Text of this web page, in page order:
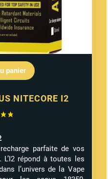
panier
NITECORE I2
parfaite de vos
répond à toutes les
l’univers de la Vape